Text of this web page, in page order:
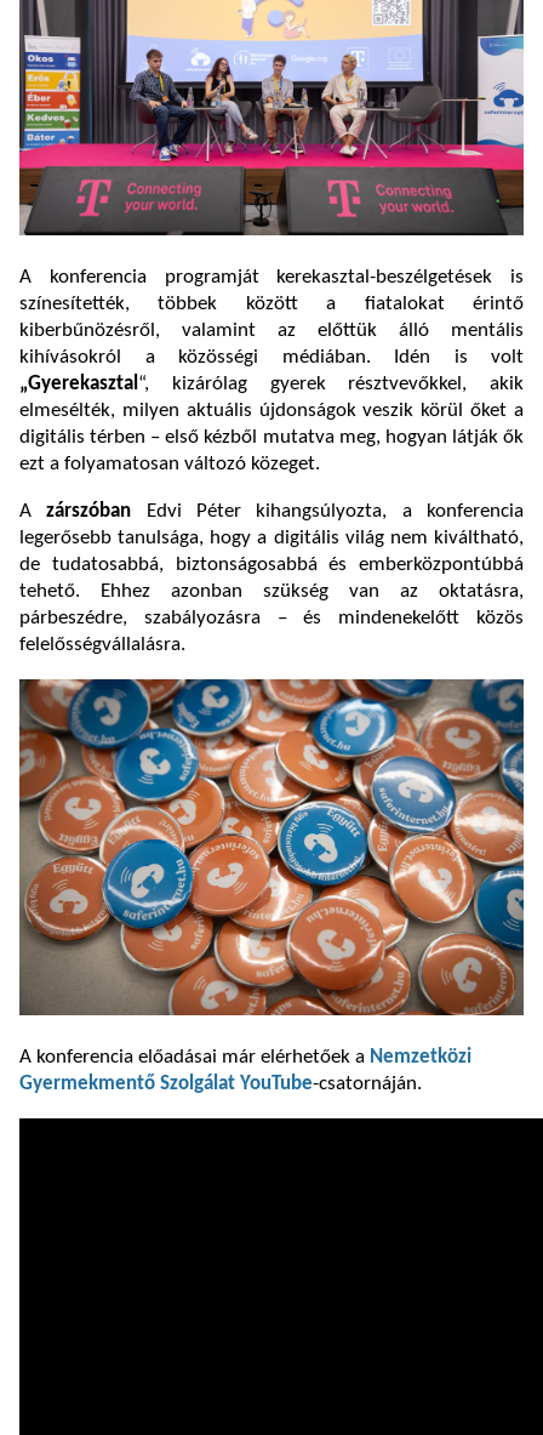
A konferencia programját kerekasztal-beszélgetések is
színesítették, többek között a fiatalokat érintő
kiberbűnözésről, valamint az előttük álló mentális
kihívásokról a közösségi médiában. Idén is volt
„Gyerekasztal “, kizárólag gyerek résztvevőkkel, akik
elmesélték, milyen aktuális újdonságok veszik körül őket a
digitális térben – első kézből mutatva meg, hogyan látják ők
ezt a folyamatosan változó közeget.
Azárszóban
Edvi Péter kihangsúlyozta, a konferencia
legerősebb tanulsága, hogy a digitális világ nem kiváltható,
de tudatosabbá, biztonságosabbá és emberközpontúbbá
tehető. Ehhez azonban szükség van az oktatásra,
párbeszédre, szabályozásra – és mindenekelőtt közös
felelősségvállalásra.
A konferencia előadásai már elérhetőek a Nemzetközi
Gyermekmentő Szolgálat YouTube-csatornáján.